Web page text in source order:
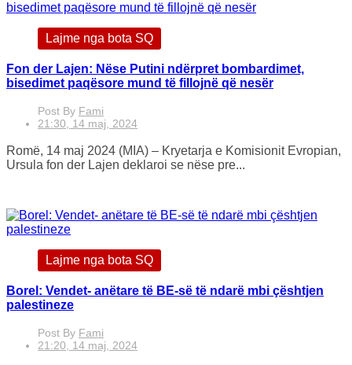
Lajme nga bota SQ
Fon der Lajen: Nëse Putini ndërpret bombardimet,
bisedimet paqësore mund të fillojnë që nesër
Post By Fami
21:30, 14 maj, 2024
Romë, 14 maj 2024 (MIA) – Kryetarja e Komisionit Evropian,
Ursula fon der Lajen deklaroi se nëse pre...
Lajme nga bota SQ
Borel: Vendet- anëtare të BE-së të ndarë mbi çështjen
palestineze
Post By Fami
21:20, 14 maj, 2024